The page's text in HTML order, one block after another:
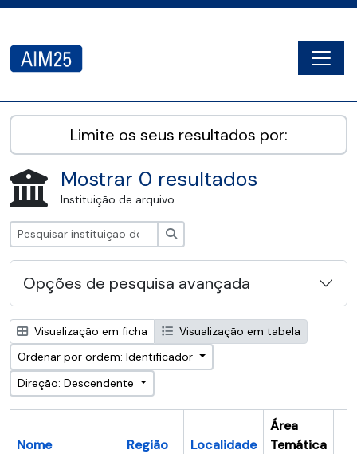
AIM25 - AtoM 2.8.2
Limite os seus resultados por:
Mostrar 0 resultados
Instituição de arquivo
Opções de pesquisa avançada
Visualização em ficha
Visualização em tabela
Ordenar por ordem: Identificador
Direção: Descendente
Nome Região Localidade
Área
Temática